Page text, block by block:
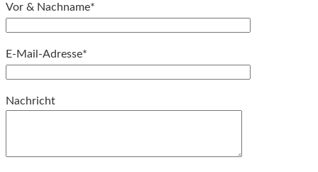
Vor & Nachname*
E-Mail-Adresse*
Nachricht